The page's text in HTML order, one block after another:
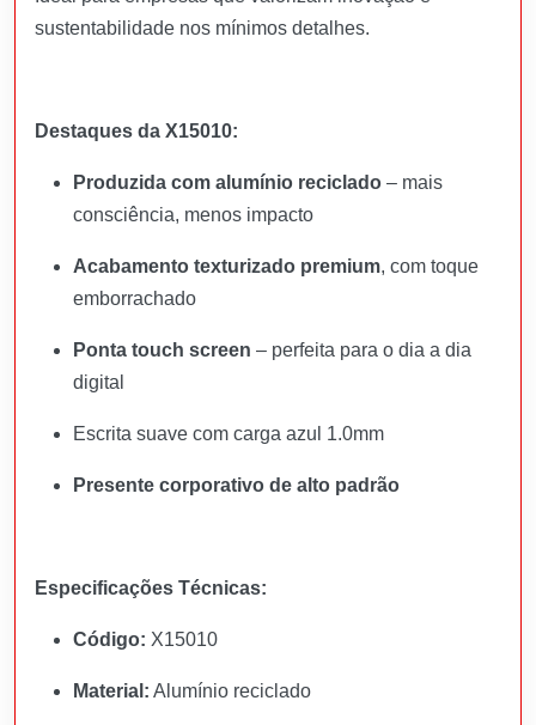
sustentabilidade nos mínimos detalhes.
Destaques da X15010:
Produzida com alumínio reciclado – mais
consciência, menos impacto
Acabamento texturizado premium, com toque
emborrachado
Ponta touch screen – perfeita para o dia a dia
digital
Escrita suave com carga azul 1.0mm
Presente corporativo de alto padrão
Especificações Técnicas:
Código: X15010
Material: Alumínio reciclado